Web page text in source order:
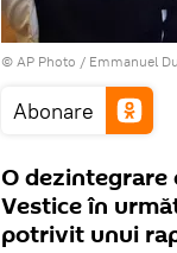
© AP Photo / Emmanuel
Abonare
O dezintegrare
Vestice în
potrivit unui